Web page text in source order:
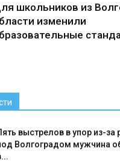
школьников из
изменили
выстрелов в упор из-за
Волгоградом мужчина